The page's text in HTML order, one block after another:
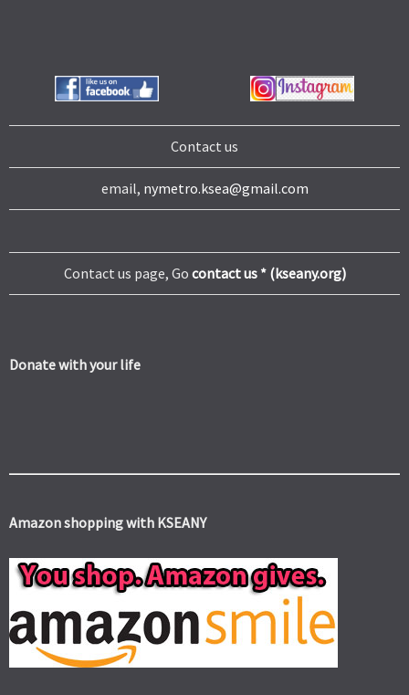
Contact us
email, nymetro.ksea@gmail.com
Contact us page, Go contact us * (kseany.org)
Donate with your life
Amazon shopping with KSEANY